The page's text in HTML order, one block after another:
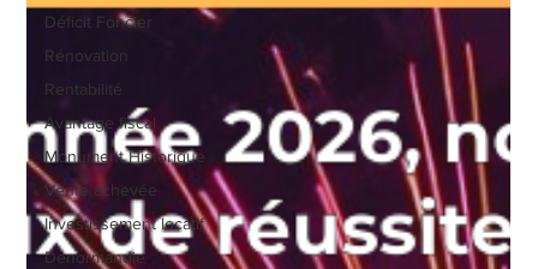
Déficit Foncier
Rénovation
Rentabilité
Avantage fiscal
Monument Historique
Vente achevée
Investissement locatif
Denormandie